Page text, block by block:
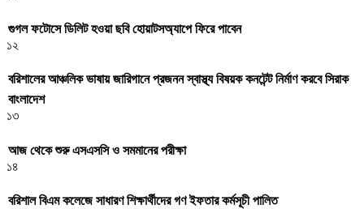
গুগল ফটোসে ডিলিট হওয়া ছবি হোয়াটসঅ্যাপে ফিরে পাবেন
১২
বরিশালের আঞ্চলিক ভাষায় জারিগানে প্রজনন স্বাস্থ্য বিষয়ক কনটেন্ট নির্মাণ করবে সিরাক
বাংলাদেশ
১৩
আজ থেকে শুরু এসএসসি ও সমমানের পরীক্ষা
১৪
বরিশাল বিএম কলেজে সাধারণ শিক্ষার্থীদের গণ ইফতার কর্মসূচী পালিত